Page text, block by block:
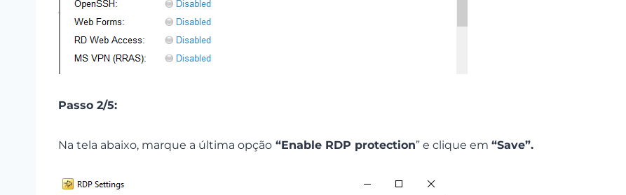
Passo 2/5:
Na tela abaixo, marque a última opção “Enable RDP protection” e clique em “Save”.